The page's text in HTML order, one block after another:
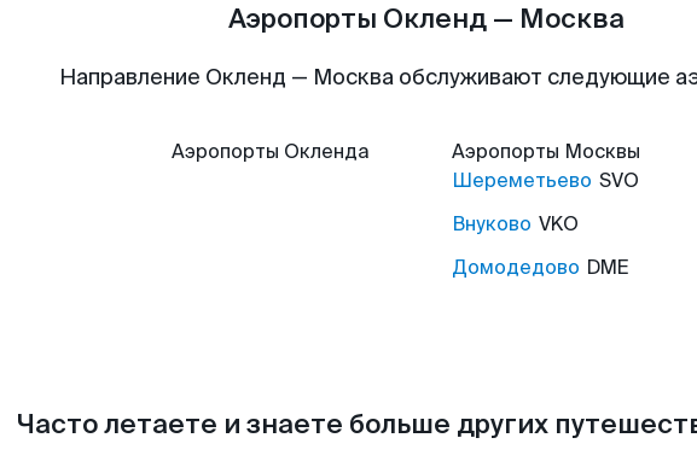
Аэропорты Окленд — Москва
Направление Окленд — Москва обслуживают следующие
Аэропорты Окленда Аэропорты Москвы
Шереметьево SVO
Внуково VKO
Домодедово DME
Часто летаете и знаете больше других